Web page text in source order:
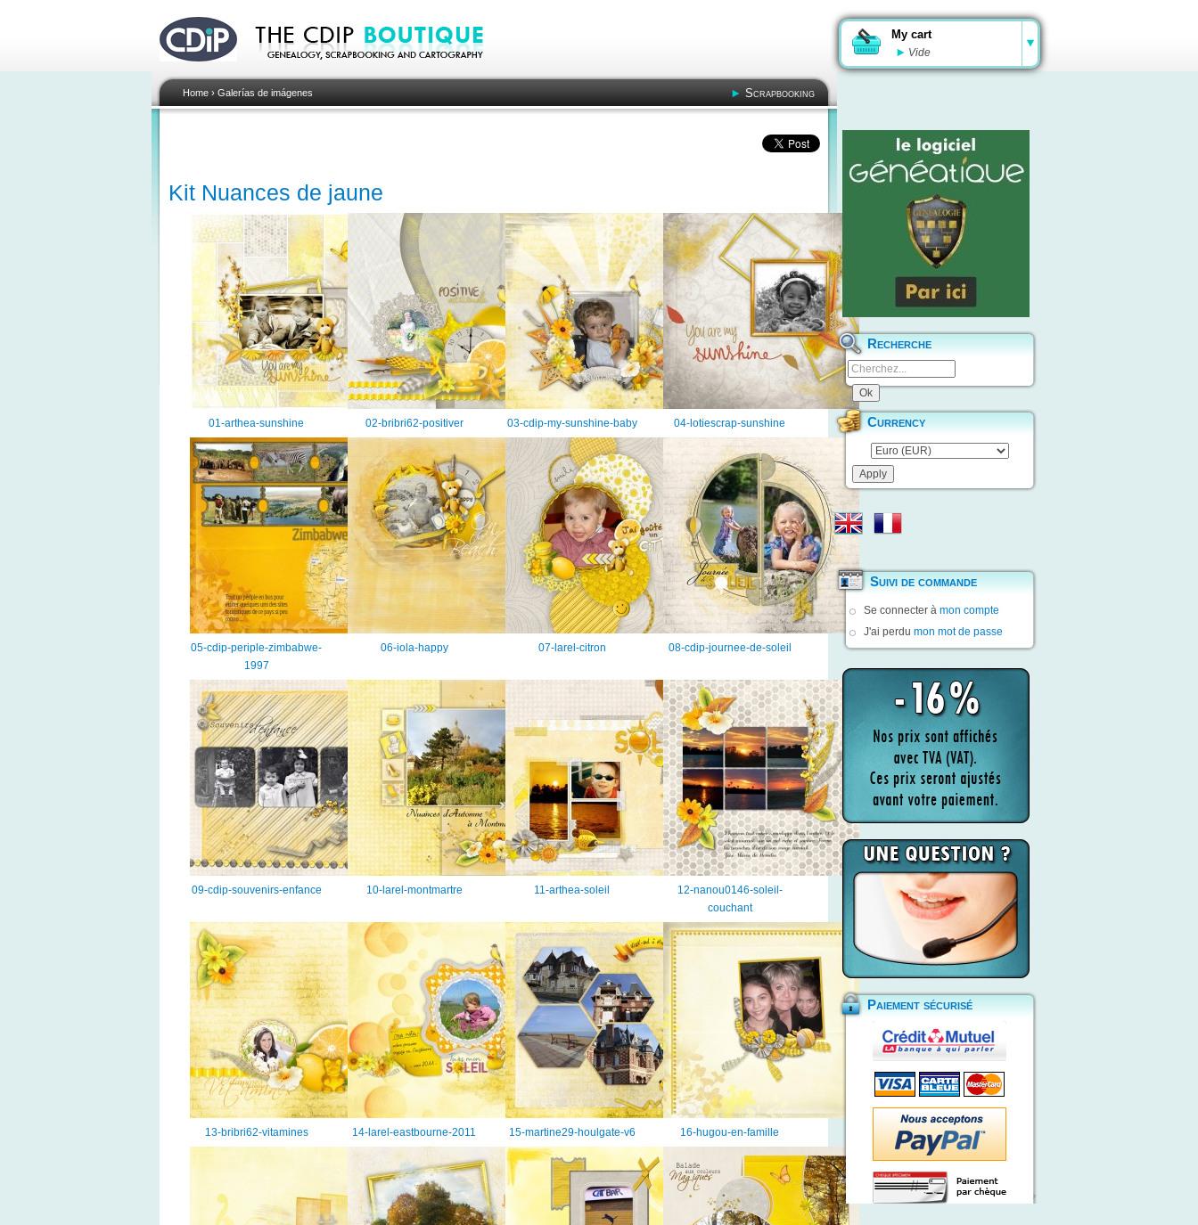
My cart
Vide
Home› Galerías de imágenes Scrapbooking
Kit Nuances de jaune
01-arthea-sunshine 02-bribri62-positiver 03-cdip-my-sunshine-baby 04-lotiescrap-sunshine
05-cdip-periple-zimbabwe-
1997
06-iola-happy 07-larel-citron 08-cdip-journee-de-soleil
09-cdip-souvenirs-enfance 10-larel-montmartre 11-arthea-soleil
12-nanou0146-soleil-
couchant
13-bribri62-vitamines 14-larel-eastbourne-2011 15-martine29-houlgate-v6 16-hugou-en-famille
Recherche
Currency
Suivi de commande
Se connecter à mon compte
J'ai perdu mon mot de passe
Paiement sécurisé